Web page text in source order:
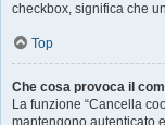
checkbox, significa che
Top
Che cosa provoca il
La funzione “Cancella
mantengono autenticato